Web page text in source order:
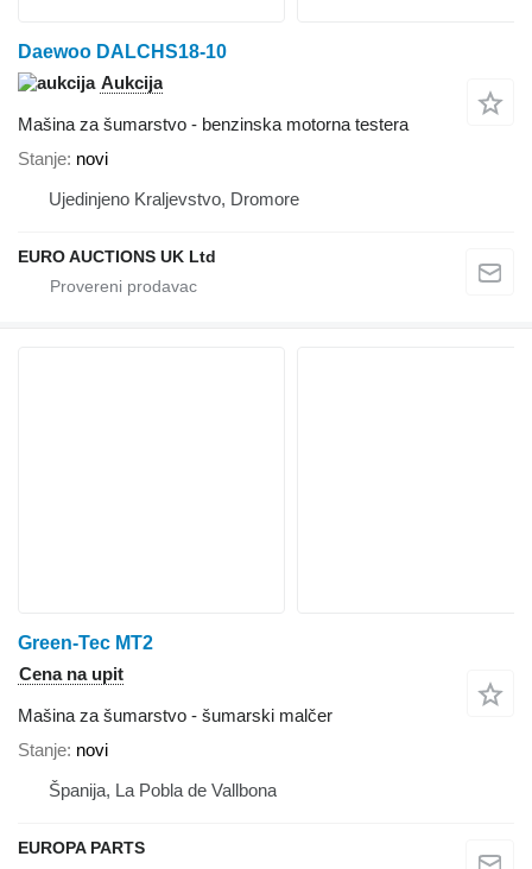
Daewoo DALCHS18-10
Aukcija
Mašina za šumarstvo - benzinska motorna testera
Stanje novi
Ujedinjeno Kraljevstvo, Dromore
EURO AUCTIONS UK Ltd
Green-Tec MT2
Cena na upit
Mašina za šumarstvo - šumarski malčer
Stanje novi
Španija, La Pobla de Vallbona
EUROPA PARTS